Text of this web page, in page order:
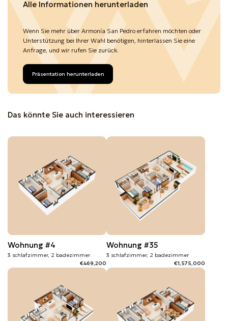
Alle Informationen herunterladen
Wenn Sie mehr über Armonía San Pedro erfahren möchten oder
Unterstützung bei Ihrer Wahl benötigen, hinterlassen Sie eine
Anfrage, und wir rufen Sie zurück.
Präsentation herunterladen
Das könnte Sie auch interessieren
Wohnung #4
3 schlafzimmer, 2 badezimmer
€469,200
Wohnung #35
3 schlafzimmer, 2 badezimmer
€1,575,000